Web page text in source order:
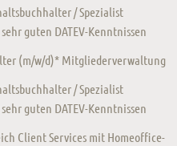
/ Spezialist
guten DATEV-Kenntnissen
(m/w/d)* Mitgliederverwaltung
/ Spezialist
guten DATEV-Kenntnissen
Client Services mit Homeoffice-